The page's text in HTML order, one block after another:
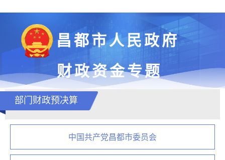
昌都市人民政府
财政资金专题
部门财政预决算
中国共产党昌都市委员会